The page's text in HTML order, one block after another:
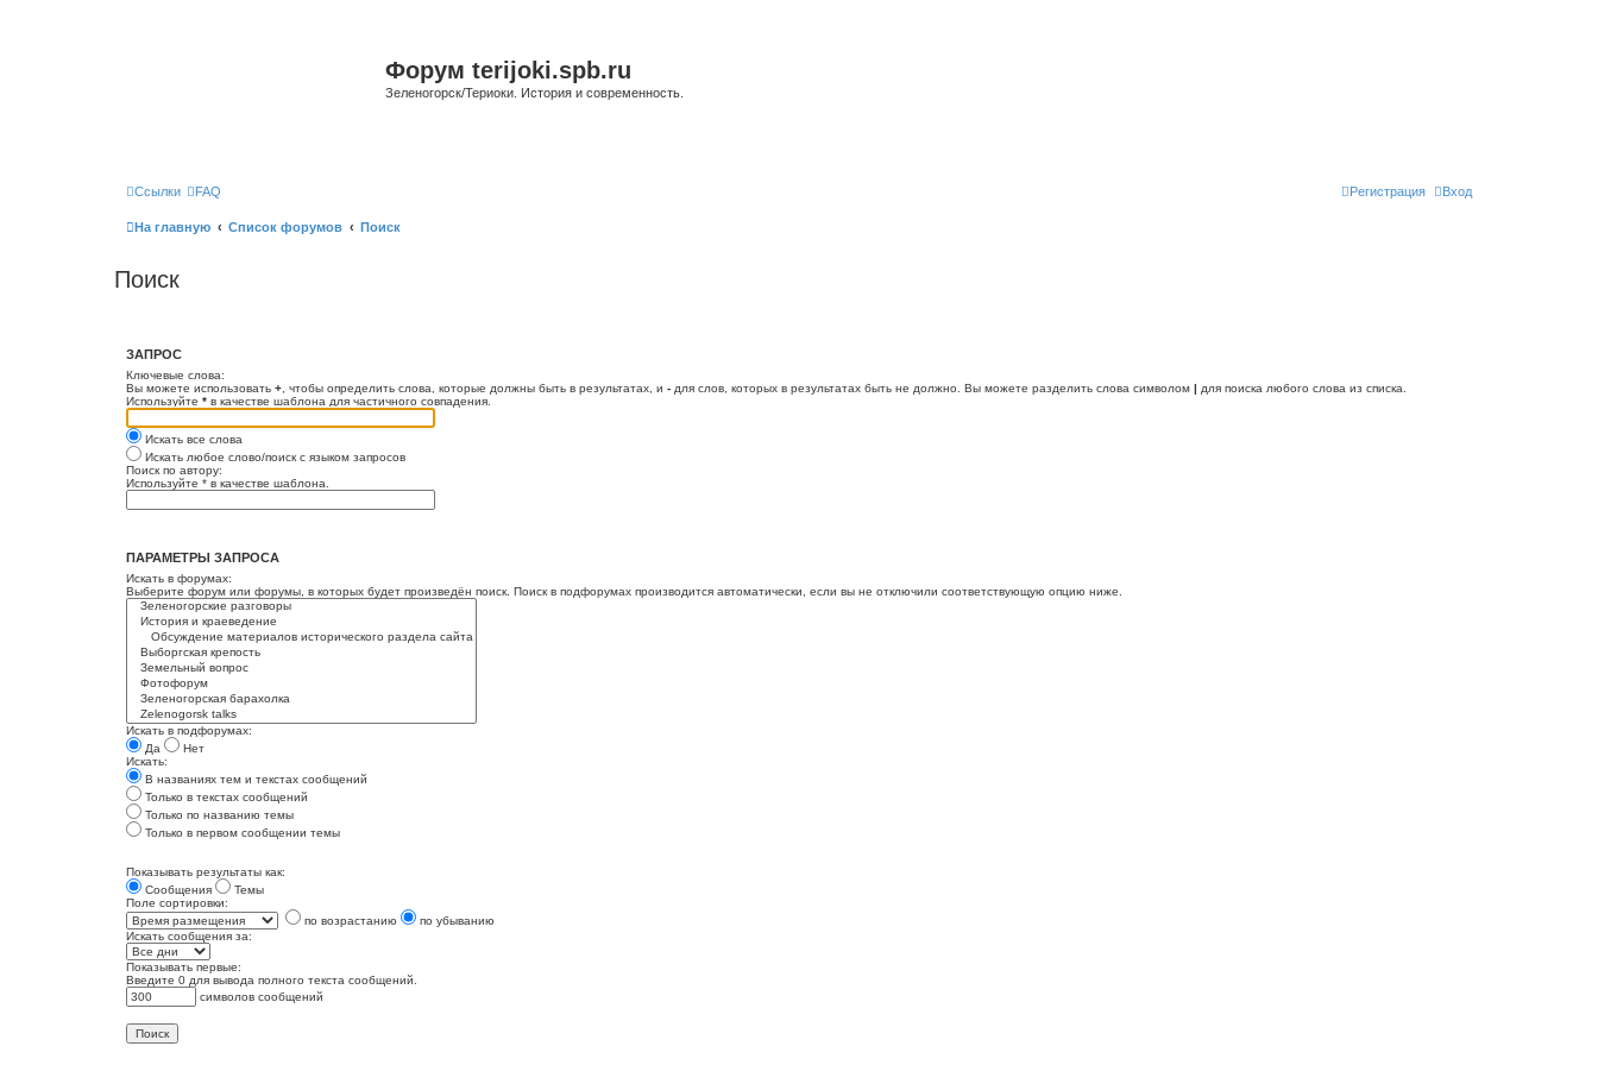
Форум terijoki.spb.ru
Зеленогорск/Териоки. История и современность.
Ссылки FAQ Вход
Регистрация
На главную Список форумов Поиск
Поиск
ЗАПРОС
Ключевые слова:
Вы можете использовать + , чтобы определить слова, которые должны быть в результатах, и - для слов, которых в результатах быть не должно. Вы можете разделить слова символом | для поиска любого слова из списка.
Используйте * в качестве шаблона для частичного совпадения.
Искать все слова
Искать любое слово/поиск с языком запросов
Поиск по автору:
Используйте * в качестве шаблона.
ПАРАМЕТРЫ ЗАПРОСА
Искать в форумах:
Выберите форум или форумы, в которых будет произведён поиск. Поиск в подфорумах производится автоматически, если вы не отключили соответствующую опцию ниже.
Искать в подфорумах:
Да
Нет
Искать:
В названиях тем и текстах сообщений
Только в текстах сообщений
Только по названию темы
Только в первом сообщении темы
Показывать результаты как:
Сообщения
Темы
Поле сортировки:
по возрастанию
по убыванию
Искать сообщения за:
Показывать первые:
Введите 0 для вывода полного текста сообщений.
символов сообщений